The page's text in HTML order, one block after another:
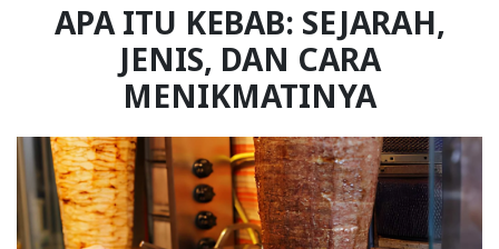
APA ITU KEBAB: SEJARAH,
JENIS, DAN CARA
MENIKMATINYA